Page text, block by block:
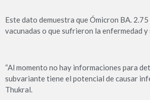
Este dato demuestra que Ómicron BA.
vacunadas o que sufrieron la enfermedad y
“Al momento no hay informaciones para
subvariante tiene el potencial de causar
Thukral.